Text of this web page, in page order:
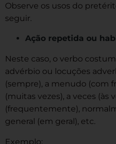
Observe os usos do
seguir.
Ação repetida ou
Neste caso, o verbo
advérbio ou locuções
(sempre), a menudo (com
(muitas vezes), a veces
(frequentemente),
general (em geral), etc.
Exemplo: